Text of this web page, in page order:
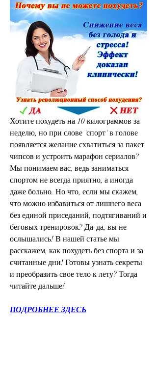
Хотите похудеть на 10 килограммов за
неделю, но при слове 'спорт' в голове
появляется желание схватиться за пакет
чипсов и устроить марафон сериалов?
Мы понимаем вас, ведь заниматься
спортом не всегда приятно, а иногда
даже больно. Но что, если мы скажем,
что можно избавиться от лишнего веса
без единой приседаний, подтягиваний и
беговых тренировок? Да-да, вы не
ослышались! В нашей статье мы
расскажем, как похудеть без спорта и за
считанные дни! Готовы узнать секреты
и преобразить свое тело к лету? Тогда
читайте дальше!
ПОДРОБНЕЕ ЗДЕСЬ